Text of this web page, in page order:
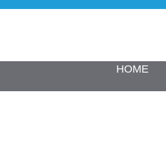
HOME